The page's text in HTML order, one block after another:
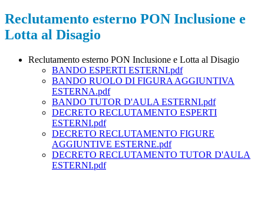
Reclutamento esterno PON Inclusione e
Lotta al Disagio
Reclutamento esterno PON Inclusione e Lotta al Disagio
BANDO ESPERTI ESTERNI.pdf
BANDO RUOLO DI FIGURA AGGIUNTIVA
ESTERNA.pdf
BANDO TUTOR D'AULA ESTERNI.pdf
DECRETO RECLUTAMENTO ESPERTI
ESTERNI.pdf
DECRETO RECLUTAMENTO FIGURE
AGGIUNTIVE ESTERNE.pdf
DECRETO RECLUTAMENTO TUTOR D'AULA
ESTERNI.pdf